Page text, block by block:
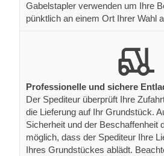
Gabelstapler verwenden um Ihre
pünktlich an einem Ort Ihrer Wahl
Professionelle und sichere
Der Spediteur überprüft Ihre
die Lieferung auf Ihr Grundstück.
Sicherheit und der Beschaffenheit
möglich, dass der Spediteur Ihre
Ihres Grundstückes ablädt.